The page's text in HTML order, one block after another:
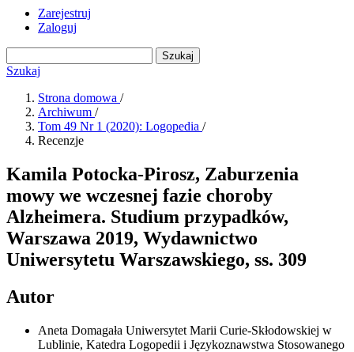
Zarejestruj
Zaloguj
Szukaj
Szukaj
Strona domowa /
Archiwum /
Tom 49 Nr 1 (2020): Logopedia /
Recenzje
Kamila Potocka-Pirosz, Zaburzenia
mowy we wczesnej fazie choroby
Alzheimera. Studium przypadków,
Warszawa 2019, Wydawnictwo
Uniwersytetu Warszawskiego, ss. 309
Autor
Aneta Domagała Uniwersytet Marii Curie-Skłodowskiej w
Lublinie, Katedra Logopedii i Językoznawstwa Stosowanego